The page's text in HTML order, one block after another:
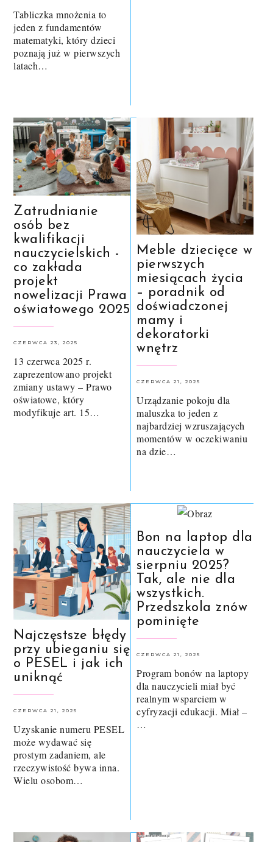
Tabliczka mnożenia to
jeden z fundamentów
matematyki, który dzieci
poznają już w pierwszych
latach…
Zatrudnianie
osób bez
kwalifikacji
nauczycielskich -
co zakłada
projekt
nowelizacji Prawa
oświatowego 2025
CZERWCA 23, 2025
13 czerwca 2025 r.
zaprezentowano projekt
zmiany ustawy – Prawo
oświatowe, który
modyfikuje art. 15…
Meble dziecięce w
pierwszych
miesiącach życia
– poradnik od
doświadczonej
mamy i
dekoratorki
wnętrz
CZERWCA 21, 2025
Urządzanie pokoju dla
maluszka to jeden z
najbardziej wzruszających
momentów w oczekiwaniu
na dzie…
Najczęstsze błędy
przy ubieganiu się
o PESEL i jak ich
uniknąć
CZERWCA 21, 2025
Uzyskanie numeru PESEL
może wydawać się
prostym zadaniem, ale
rzeczywistość bywa inna.
Wielu osobom…
Bon na laptop dla
nauczyciela w
sierpniu 2025?
Tak, ale nie dla
wszystkich.
Przedszkola znów
pominięte
CZERWCA 21, 2025
Program bonów na laptopy
dla nauczycieli miał być
realnym wsparciem w
cyfryzacji edukacji. Miał –
…